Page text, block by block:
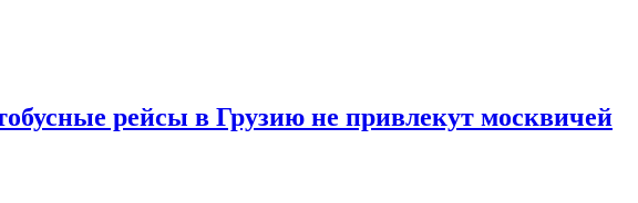
рейсы в Грузию не привлекут москвичей